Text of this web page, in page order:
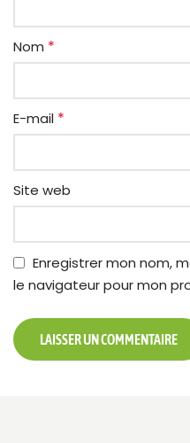
Nom *
E-mail *
Site web
Enregistrer mon nom,
le navigateur pour mon